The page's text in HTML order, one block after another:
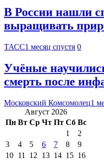
В России нашли
выращивать
ТАСС1 месяц спустя 0
Учёные
смерть после
Московский Комсомолец1
Август 2026
Пн Вт Ср Чт Пт Сб Вс
1
2
3
4 5 6 7 8
9
10 11 12 13 14 15 16